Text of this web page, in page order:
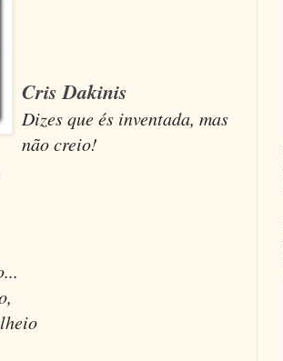
Cris Dakinis
Dizes que és inventada, mas
não creio!